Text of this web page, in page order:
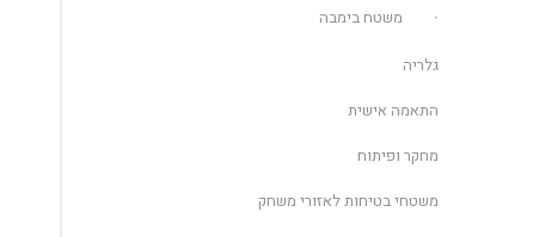
משטח בימבה
גלריה
התאמה אישית
מחקר ופיתוח
משטחי בטיחות לאזורי משחק